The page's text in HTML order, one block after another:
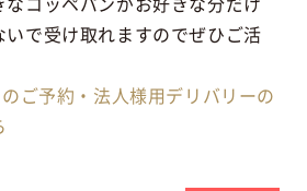
で受け取れますのでぜひご活
ご予約・法人様用デリバリーの